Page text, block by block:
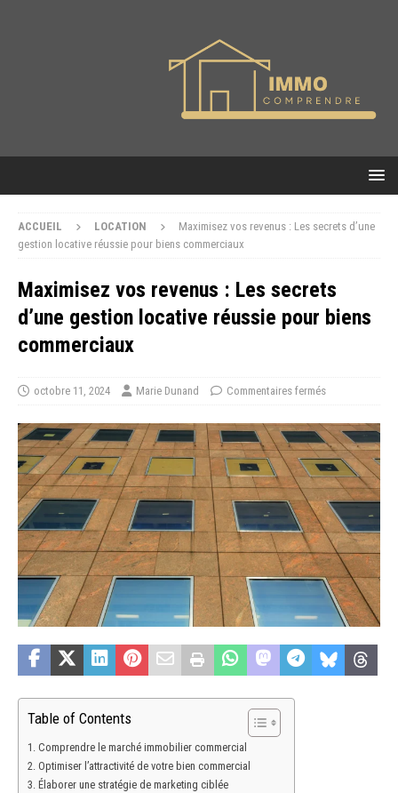
ACCUEIL LOCATION
Maximisez vos revenus : Les secrets d’une
gestion locative réussie pour biens commerciaux
Maximisez vos revenus : Les secrets
d’une gestion locative réussie pour biens
commerciaux
octobre 11, 2024 Marie Dunand Commentaires fermés
Table of Contents
Comprendre le marché immobilier commercial
Optimiser l’attractivité de votre bien commercial
Élaborer une stratégie de marketing ciblée